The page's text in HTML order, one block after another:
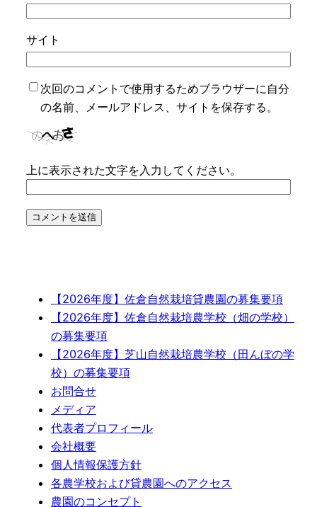
サイト
次回のコメントで使用するためブラウザーに自分
の名前、メールアドレス、サイトを保存する。
上に表示された文字を入力してください。
【2026年度】佐倉自然栽培貸農園の募集要項
【2026年度】佐倉自然栽培農学校（畑の学校）
の募集要項
【2026年度】芝山自然栽培農学校（田んぼの学
校）の募集要項
お問合せ
メディア
代表者プロフィール
会社概要
個人情報保護方針
各農学校および貸農園へのアクセス
農園のコンセプト